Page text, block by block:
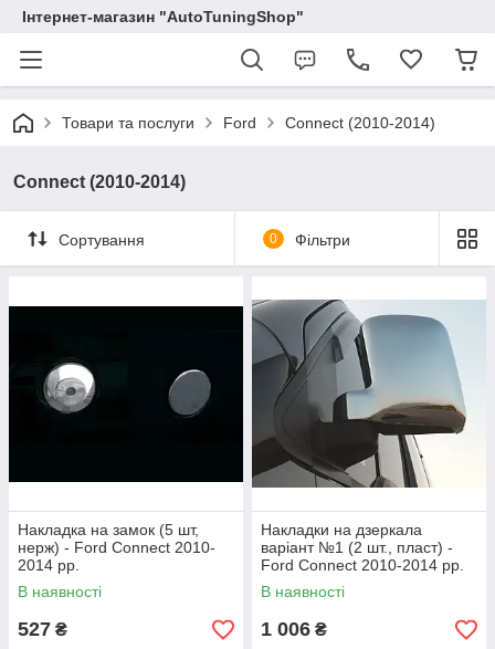
Інтернет-магазин "AutoTuningShop"
Товари та послуги Ford Connect (2010-2014)
Connect (2010-2014)
Сортування 0 Фільтри
Накладка на замок (5 шт,
нерж) - Ford Connect 2010-
2014 рр.
В наявності
527 ₴
Накладки на дзеркала
варіант №1 (2 шт., пласт) -
Ford Connect 2010-2014 рр.
В наявності
1 006 ₴